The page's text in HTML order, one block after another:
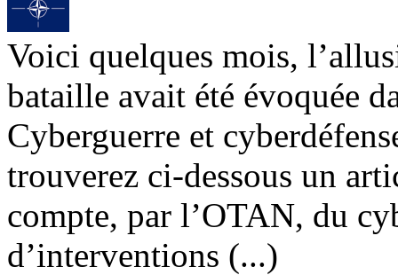
Voici quelques mois,
bataille avait été évoquée
Cyberguerre et
trouverez ci-dessous un
compte, par l’OTAN, du
d’interventions (...)